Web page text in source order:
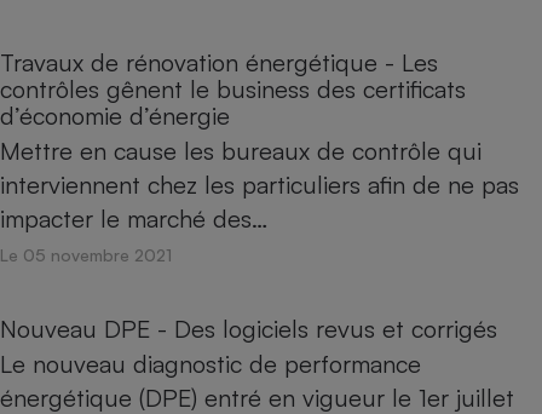
Travaux de rénovation énergétique - Les
contrôles gênent le business des certificats
d’économie d’énergie
Mettre en cause les bureaux de contrôle qui
interviennent chez les particuliers afin de ne pas
impacter le marché des…
Le 05 novembre 2021
Nouveau DPE - Des logiciels revus et corrigés
Le nouveau diagnostic de performance
énergétique (DPE) entré en vigueur le 1er juillet